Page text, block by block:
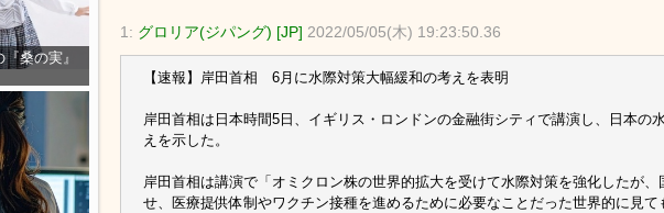
桑の実』
1: グロリア(ジパング) [JP] 2022/05/05(木) 19:23:50.36
【速報】岸田首相 6月に水際対策大幅緩和の考えを表明
岸田首相は日本時間5日、イギリス・ロンドンの金融街シティで講演し、日本の
えを示した。
岸田首相は講演で「オミクロン株の世界的拡大を受けて水際対策を強化したが
せ、医療提供体制やワクチン接種を進めるために必要なことだった世界的に見